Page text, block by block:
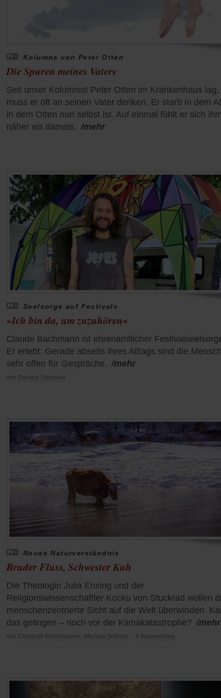
Kolumne von Peter Otten
Die Spuren meines Vaters
Seit unser Kolumnist Peter Otten im Krankenhaus lag,
muss er oft an seinen Vater denken. Er starb in dem
in dem Otten nun selbst ist. Auf einmal fühlt er sich
näher als damals. /mehr
Seelsorge auf Festivals
»Ich bin da, um zuzuhören«
Claude Bachmann ist ehrenamtlicher
Er erlebt: Gerade abseits ihres Alltags sind die
sehr offen für Gespräche. /mehr
von Daniela Ordowski
Neues Naturverständnis
Bruder Fluss, Schwester Kuh
Die Theologin Julia Enxing und der
Religionswissenschaftler Kocku von Stuckrad wollen
menschenzentrierte Sicht auf die Welt überwinden.
das gelingen – noch vor der Klimakatastrophe? /mehr
von Christoph Fleischmann , Michael Schrom 5 Kommentare